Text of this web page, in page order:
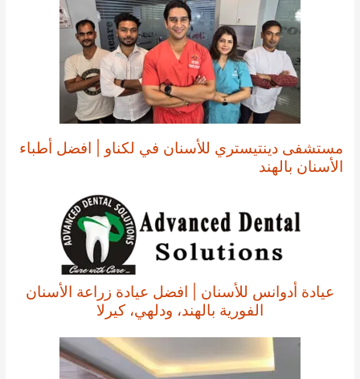
مستشفى دينتيستري للأسنان في لكناو | افضل أطباء
الأسنان بالهند
عيادة أدوانس للأسنان | افضل عيادة زراعة الأسنان
الفورية بالهند، ودلهي، كيرلا